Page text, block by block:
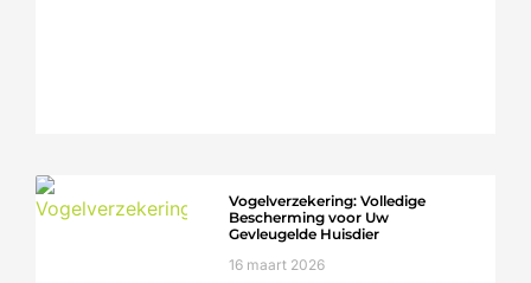
Vogelverzekering: Volledige
Bescherming voor Uw
Gevleugelde Huisdier
16 maart 2026